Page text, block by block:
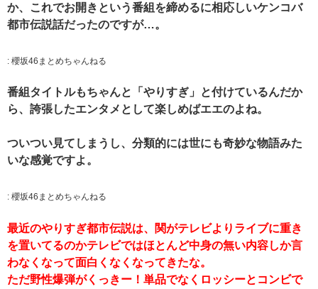
か、これでお開きという番組を締めるに相応しいケンコバ
都市伝説話だったのですが…。
: 櫻坂46まとめちゃんねる
番組タイトルもちゃんと「やりすぎ」と付けているんだか
ら、誇張したエンタメとして楽しめばエエのよね。
ついつい見てしまうし、分類的には世にも奇妙な物語みた
いな感覚ですよ。
: 櫻坂46まとめちゃんねる
最近のやりすぎ都市伝説は、関がテレビよりライブに重き
を置いてるのかテレビではほとんど中身の無い内容しか言
わなくなって面白くなくなってきたな。
ただ野性爆弾がくっきー！単品でなくロッシーとコンビで